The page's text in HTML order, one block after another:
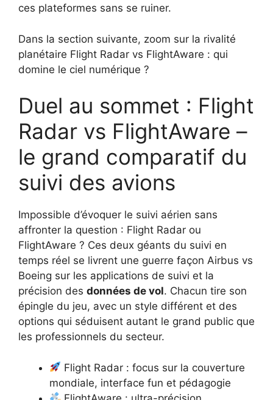
ces plateformes sans se ruiner.
Dans la section suivante, zoom sur la rivalité
planétaire Flight Radar vs FlightAware : qui
domine le ciel numérique ?
Duel au sommet : Flight
Radar vs FlightAware –
le grand comparatif du
suivi des avions
Impossible d’évoquer le suivi aérien sans
affronter la question : Flight Radar ou
FlightAware ? Ces deux géants du suivi en
temps réel se livrent une guerre façon Airbus vs
Boeing sur les applications de suivi et la
précision des données de vol. Chacun tire son
épingle du jeu, avec un style différent et des
options qui séduisent autant le grand public que
les professionnels du secteur.
Flight Radar : focus sur la couverture
mondiale, interface fun et pédagogie